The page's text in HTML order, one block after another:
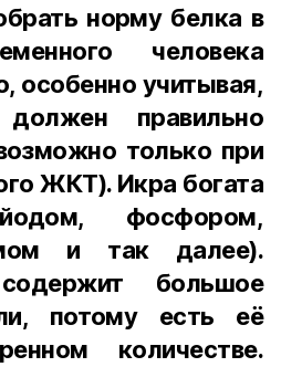
норму белка в
человека
особенно учитывая,
правильно
только при
ЖКТ). Икра богата
фосфором,
и так далее).
большое
потому есть её
количестве.